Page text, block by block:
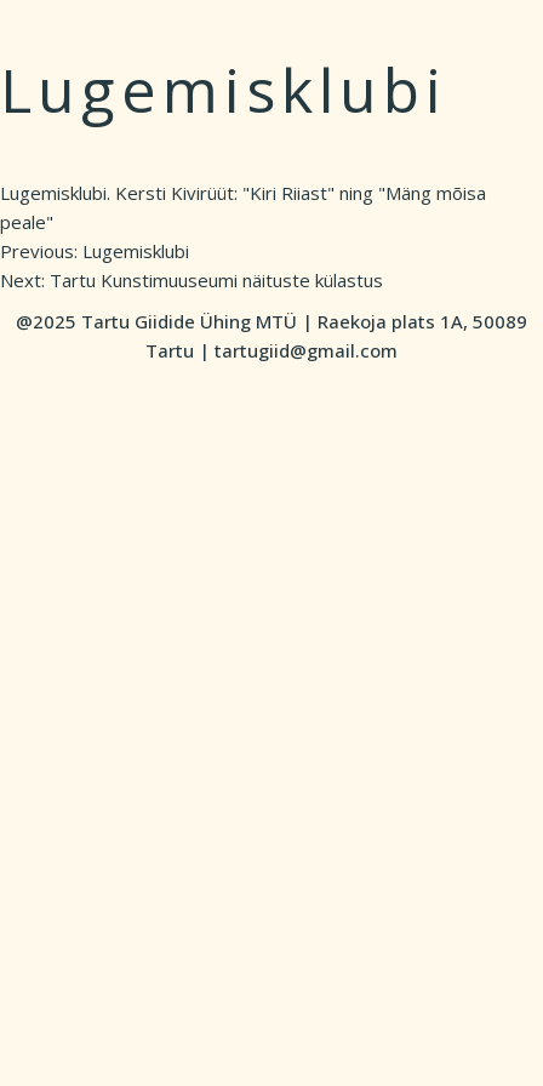
Lugemisklubi
Lugemisklubi. Kersti Kivirüüt: "Kiri Riiast" ning "Mäng mõisa
peale"
Post
navigation
Previous: Lugemisklubi
Next: Tartu Kunstimuuseumi näituste külastus
@2025 Tartu Giidide Ühing MTÜ | Raekoja plats 1A, 50089
Tartu | tartugiid@gmail.com